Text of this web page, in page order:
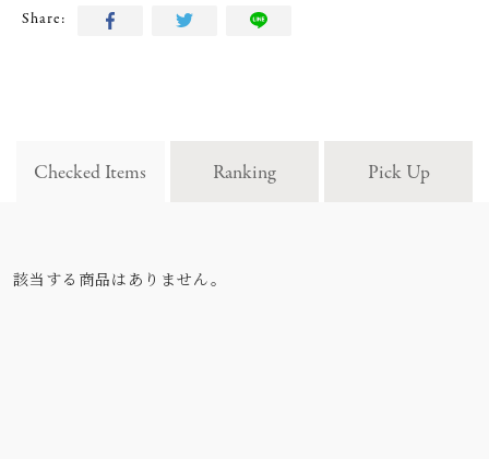
Share:
Checked Items Ranking Pick Up
該当する商品はありません。